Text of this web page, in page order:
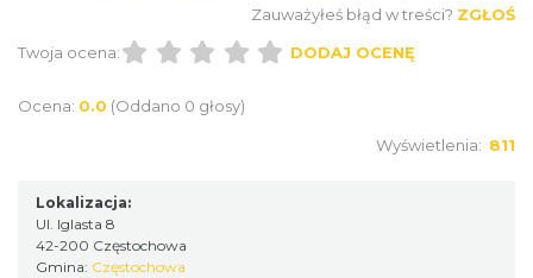
Zauważyłeś błąd w treści? ZGŁOŚ
Twoja ocena:
DODAJ OCENĘ
Ocena: 0.0 (Oddano 0 głosy)
Wyświetlenia: 811
Lokalizacja:
Ul. Iglasta 8
42-200 Częstochowa
Gmina: Częstochowa